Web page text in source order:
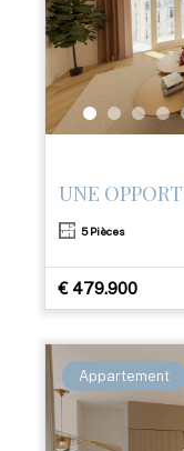
5 Pièces
€ 479.900
Appartement